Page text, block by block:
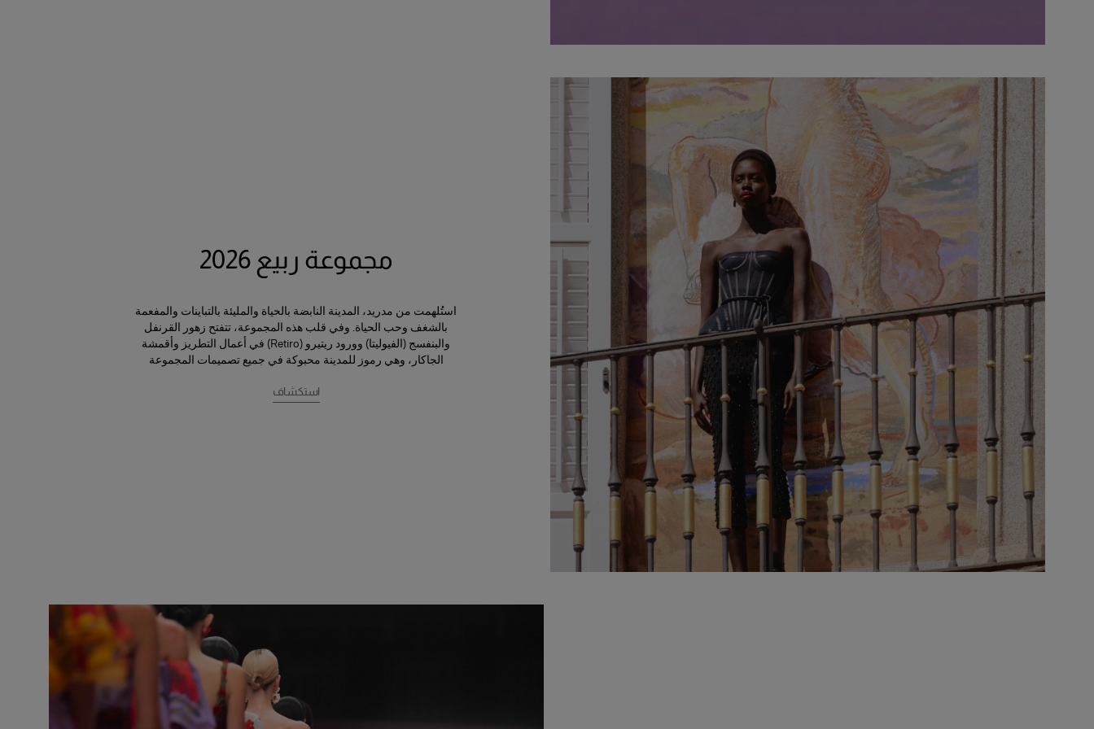
مجموعة ربيع 2026
استُلهمت من مدريد، المدينة النابضة بالحياة والمليئة بالتباينات والمفعمة
بالشغف وحب الحياة. وفي قلب هذه المجموعة، تتفتح زهور القرنفل
والبنفسج (الفيوليتا) وورود ريتيرو (Retiro) في أعمال التطريز وأقمشة
الجاكار، وهي رموز للمدينة محبوكة في جميع تصميمات المجموعة
استكشاف